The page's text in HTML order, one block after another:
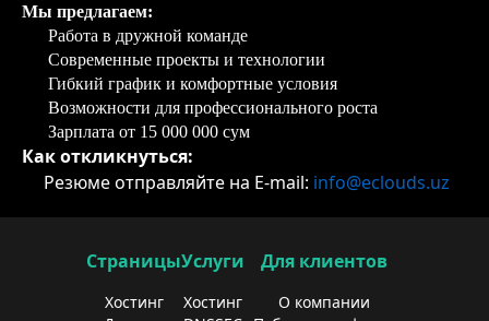
Мы предлагаем:
Работа в дружной команде
Современные проекты и технологии
Гибкий график и комфортные условия
Возможности для профессионального роста
Зарплата от 15 000 000 сум
Как откликнуться:
Резюме отправляйте на Е-mail: info@eclouds.uz
Страницы
Хостинг
Услуги
Хостинг
Для клиентов
О компании